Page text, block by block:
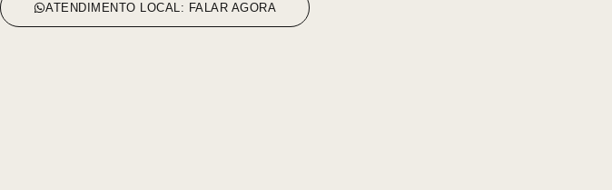
ATENDIMENTO LOCAL: FALAR AGORA